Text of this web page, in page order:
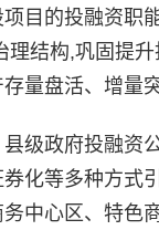
目的投融资职
理结构,巩固提
量盘活、增量
政府投融资公
化等多种方式
中心区、特色